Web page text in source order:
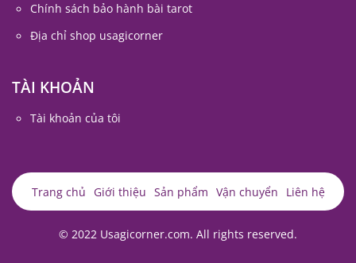
Chính sách bảo hành bài tarot
Địa chỉ shop usagicorner
TÀI KHOẢN
Tài khoản của tôi
Trang chủ Giới thiệu Sản phẩm Vận chuyển Liên hệ
© 2022 Usagicorner.com. All rights reserved.